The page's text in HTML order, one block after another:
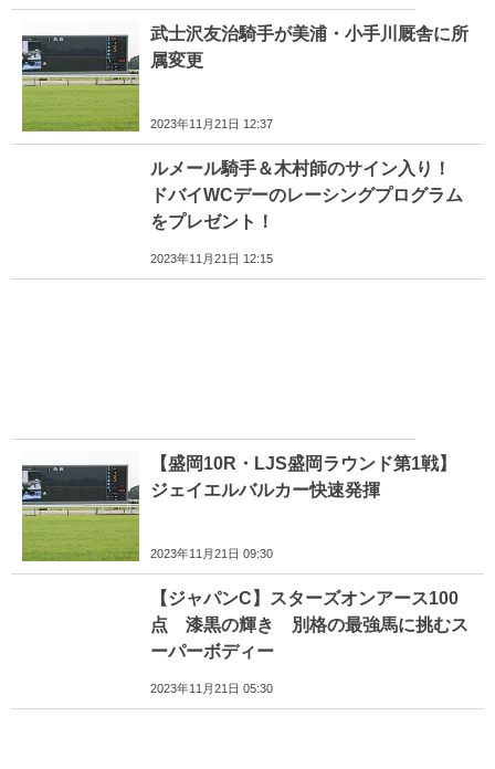
武士沢友治騎手が美浦・小手川厩舎に所
属変更
2023年11月21日 12:37
ルメール騎手＆木村師のサイン入り！
ドバイWCデーのレーシングプログラム
をプレゼント！
2023年11月21日 12:15
【盛岡10R・LJS盛岡ラウンド第1戦】
ジェイエルバルカー快速発揮
2023年11月21日 09:30
【ジャパンC】スターズオンアース100
点 漆黒の輝き 別格の最強馬に挑むス
ーパーボディー
2023年11月21日 05:30